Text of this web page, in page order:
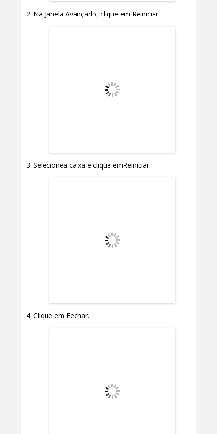
Na Janela Avançado, clique em Reiniciar.
Selecionea caixa e clique emReiniciar.
Clique em Fechar.